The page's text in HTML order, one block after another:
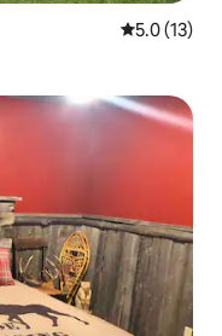
レビュー13
5.0 (13)